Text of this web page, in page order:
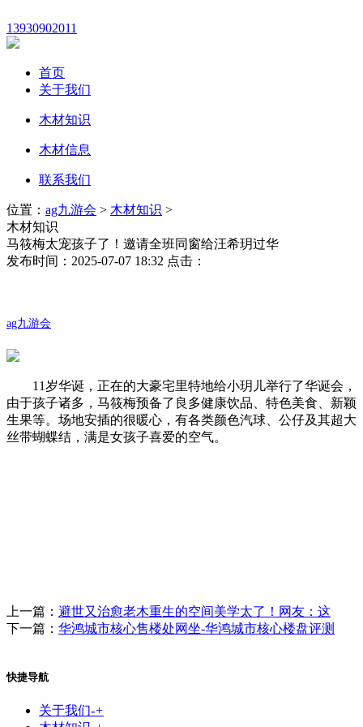
13930902011
首页
关于我们
木材知识
木材信息
联系我们
位置： ag九游会 > 木材知识 >
木材知识
马筱梅太宠孩子了！邀请全班同窗给汪希玥过华
发布时间：2025-07-07 18:32 点击：
ag九游会
11岁华诞，正在的大豪宅里特地给小玥儿举行了华诞会，
由于孩子诸多，马筱梅预备了良多健康饮品、特色美食、新颖
生果等。场地安插的很暖心，有各类颜色汽球、公仔及其超大
丝带蝴蝶结，满是女孩子喜爱的空气。
上一篇： 避世又治愈老木重生的空间美学太了！网友：这
下一篇： 华鸿城市核心售楼处网坐-华鸿城市核心楼盘评测
快捷导航
关于我们-+